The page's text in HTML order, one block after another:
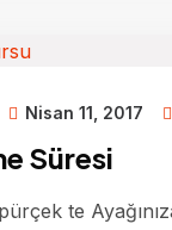
Nisan 11, 2017
Süresi
te